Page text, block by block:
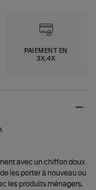
PAIEMENT EN
3X,4X
avec un chiffon doux
les porter à nouveau ou
les produits ménagers,